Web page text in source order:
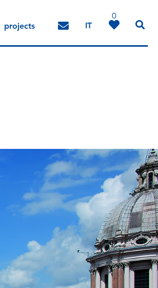
projects IT
DE EN
0